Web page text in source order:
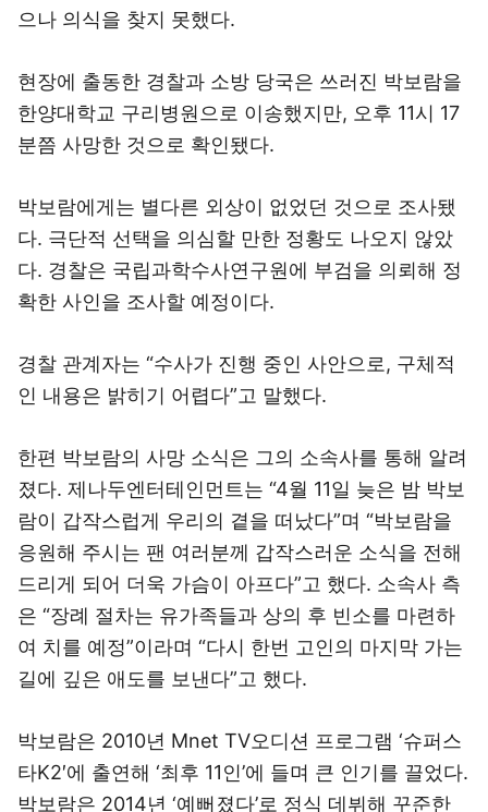
으나 의식을 찾지 못했다.
현장에 출동한 경찰과 소방 당국은 쓰러진 박보람을
한양대학교 구리병원으로 이송했지만, 오후 11시 17
분쯤 사망한 것으로 확인됐다.
박보람에게는 별다른 외상이 없었던 것으로 조사됐
다. 극단적 선택을 의심할 만한 정황도 나오지 않았
다. 경찰은 국립과학수사연구원에 부검을 의뢰해 정
확한 사인을 조사할 예정이다.
경찰 관계자는 “수사가 진행 중인 사안으로, 구체적
인 내용은 밝히기 어렵다”고 말했다.
한편 박보람의 사망 소식은 그의 소속사를 통해 알려
졌다. 제나두엔터테인먼트는 “4월 11일 늦은 밤 박보
람이 갑작스럽게 우리의 곁을 떠났다”며 “박보람을
응원해 주시는 팬 여러분께 갑작스러운 소식을 전해
드리게 되어 더욱 가슴이 아프다”고 했다. 소속사 측
은 “장례 절차는 유가족들과 상의 후 빈소를 마련하
여 치를 예정”이라며 “다시 한번 고인의 마지막 가는
길에 깊은 애도를 보낸다”고 했다.
박보람은 2010년 Mnet TV오디션 프로그램 ‘슈퍼스
타K2′에 출연해 ‘최후 11인’에 들며 큰 인기를 끌었다.
박보람은 2014년 ‘예뻐졌다’로 정식 데뷔해 꾸준한